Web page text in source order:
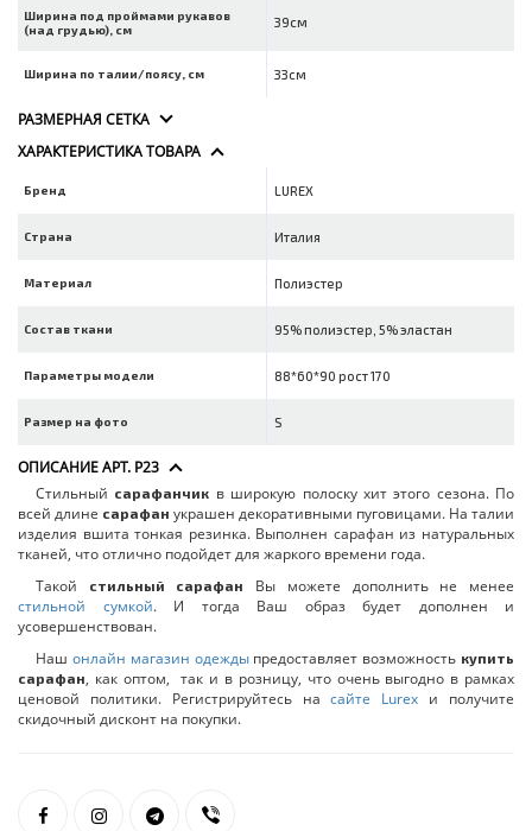
Ширина под проймами рукавов
(над грудью), см
39см
Ширина по талии/поясу, см 33см
РАЗМЕРНАЯ СЕТКА
ХАРАКТЕРИСТИКА ТОВАРА
Бренд LUREX
Страна Италия
Материал Полиэстер
Состав ткани 95% полиэстер, 5% эластан
Параметры модели 88*60*90 рост 170
Размер на фото S
ОПИСАНИЕ АРТ. P23
Стильный сарафанчик в широкую полоску хит этого сезона. По
всей длине сарафан украшен декоративными пуговицами. На талии
изделия вшита тонкая резинка. Выполнен сарафан из натуральных
тканей, что отлично подойдет для жаркого времени года.
Такой
стильный сарафан
Вы можете дополнить не менее
стильной сумкой. И тогда Ваш образ будет дополнен и
усовершенствован.
Наш онлайн магазин одеждыпредоставляет возможность купить
сарафан, как оптом, так и в розницу, что очень выгодно в рамках
ценовой политики. Регистрируйтесь насайте Lurex и получите
скидочный дисконт на покупки.